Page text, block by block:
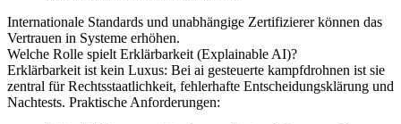
Internationale Standards und unabhängige Zertifizierer können das
Vertrauen in Systeme erhöhen.
Welche Rolle spielt Erklärbarkeit (Explainable AI)?
Erklärbarkeit ist kein Luxus: Bei ai gesteuerte kampfdrohnen ist sie
zentral für Rechtsstaatlichkeit, fehlerhafte Entscheidungsklärung und
Nachtests. Praktische Anforderungen: